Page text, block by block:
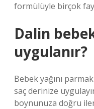
formülüyle birçok
Dalin
uygulanır?
Bebek yağını
saç derinize
boynunuza doğru